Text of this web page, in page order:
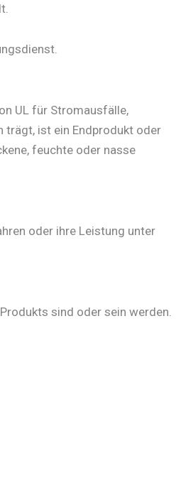
UL für Stromausfälle,
trägt, ist ein Endprodukt oder
feuchte oder nasse
oder ihre Leistung unter
sind oder sein werden.